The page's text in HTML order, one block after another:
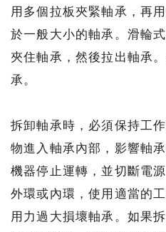
用多個拉板夾緊軸承，再
於一般大小的軸承。滑輪
夾住軸承，然後拉出軸承
承。
拆卸軸承時，必須保持工
物進入軸承內部，影響軸
機器停止運轉，並切斷電
外環或內環，使用適當的
用力過大損壞軸承。如果